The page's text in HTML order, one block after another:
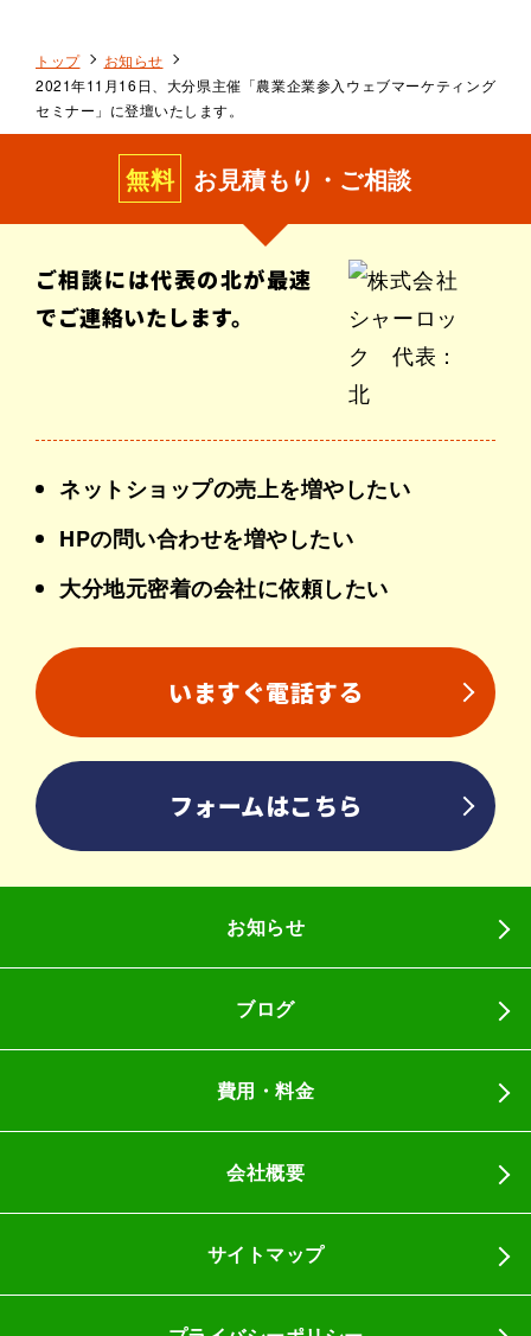
トップ
お知らせ
2021年11月16日、大分県主催「農業企業参入ウェブマーケティング
セミナー」に登壇いたします。
無料 お見積もり・ご相談
ご相談には代表の北が最速
でご連絡いたします。
ネットショップの売上を増やしたい
HPの問い合わせを増やしたい
大分地元密着の会社に依頼したい
いますぐ電話する
フォームはこちら
お知らせ
ブログ
費用・料金
会社概要
サイトマップ